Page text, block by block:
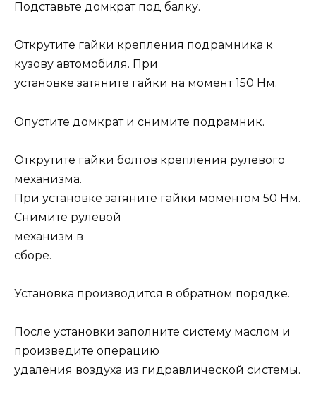
Подставьте домкрат под балку.
Открутите гайки крепления подрамника к
кузову автомобиля. При
установке затяните гайки на момент 150 Нм.
Опустите домкрат и снимите подрамник.
Открутите гайки болтов крепления рулевого
механизма.
При установке затяните гайки моментом 50 Нм.
Снимите рулевой
механизм в
сборе.
Установка производится в обратном порядке.
После установки заполните систему маслом и
произведите операцию
удаления воздуха из гидравлической системы.